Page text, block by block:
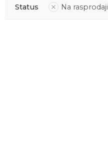
Status Na rasprodaji